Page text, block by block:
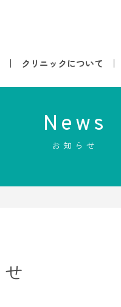
クリニックについて
News
お知らせ